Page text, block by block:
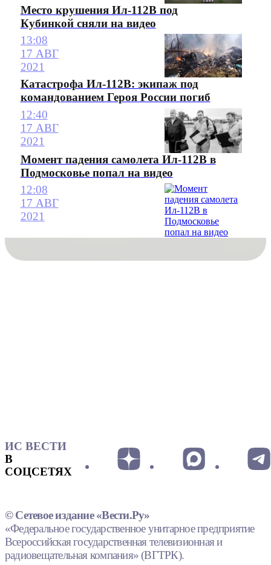
Место крушения Ил-112В под
Кубинкой сняли на видео
13:08
17 АВГ
2021
Катастрофа Ил-112В: экипаж под
командованием Героя России погиб
12:40
17 АВГ
2021
Момент падения самолета Ил-112В в
Подмосковье попал на видео
12:08
17 АВГ
2021
ИС ВЕСТИ
В
СОЦСЕТЯХ
© Сетевое издание «Вести.Ру»
«Федеральное государственное унитарное предприятие
Всероссийская государственная телевизионная и
радиовещательная компания» (ВГТРК).